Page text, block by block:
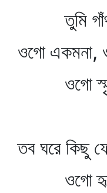
তুমি গাঁথ
ওগো একমনা,
ওগো
তব ঘরে কিছু
ওগো